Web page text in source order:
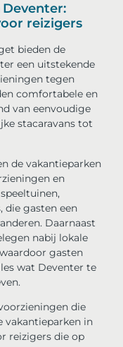
reizigers
bieden de
een uitstekende
tegen
comfortabele en
van eenvoudige
stacaravans tot
de vakantieparken
en
die gasten een
Daarnaast
nabij lokale
gasten
wat Deventer te
die
vakantieparken in
reizigers die op